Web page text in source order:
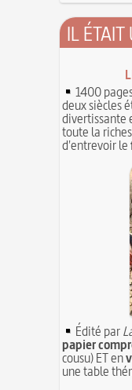
IL ÉTAIT
1400
deux siècles
divertissante
toute la
d'entrevoir le
Édité par
papier
cousu) ET en
une table